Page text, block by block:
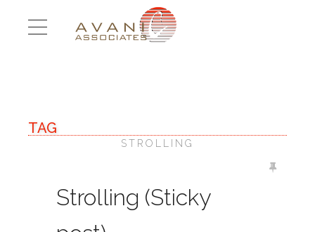
TAG
STROLLING
Strolling (Sticky